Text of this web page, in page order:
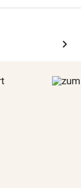
chevron_right